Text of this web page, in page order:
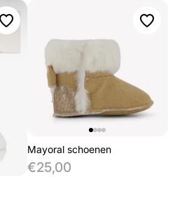
Mayoral schoenen
€25,00